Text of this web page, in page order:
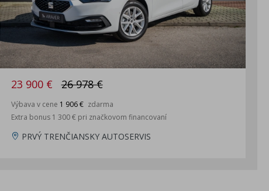
23 900 € 26 978 €
Výbava v cene 1 906 € zdarma
Extra bonus 1 300 € pri značkovom financovaní
PRVÝ TRENČIANSKY AUTOSERVIS